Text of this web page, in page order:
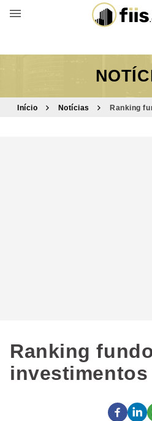
BUSCAR POR FUNDO
Início Notícias Ranking
Ranking
investimentos